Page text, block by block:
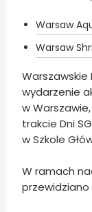
Warsaw
Warsaw
Warszawskie
wydarzenie
w
trakcie Dni
w Szkole
W ramach
przewidziano